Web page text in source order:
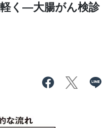
く―大腸がん検診